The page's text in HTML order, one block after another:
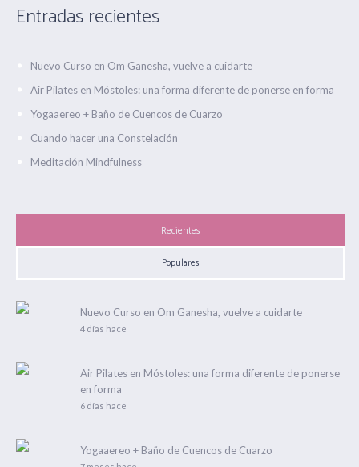
Entradas recientes
Nuevo Curso en Om Ganesha, vuelve a cuidarte
Air Pilates en Móstoles: una forma diferente de ponerse en forma
Yogaaereo + Baño de Cuencos de Cuarzo
Cuando hacer una Constelación
Meditación Mindfulness
Recientes
Populares
Nuevo Curso en Om Ganesha, vuelve a cuidarte
4 días hace
Air Pilates en Móstoles: una forma diferente de ponerse
en forma
6 días hace
Yogaaereo + Baño de Cuencos de Cuarzo